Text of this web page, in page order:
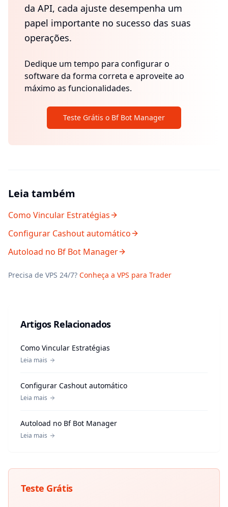
da API, cada ajuste desempenha um
papel importante no sucesso das suas
operações.
Dedique um tempo para configurar o
software da forma correta e aproveite ao
máximo as funcionalidades.
Teste Grátis o Bf Bot Manager
Leia também
Como Vincular Estratégias
Configurar Cashout automático
Autoload no Bf Bot Manager
Precisa de VPS 24/7? Conheça a VPS para Trader
Artigos Relacionados
Como Vincular Estratégias
Leia mais
Configurar Cashout automático
Leia mais
Autoload no Bf Bot Manager
Leia mais
Teste Grátis